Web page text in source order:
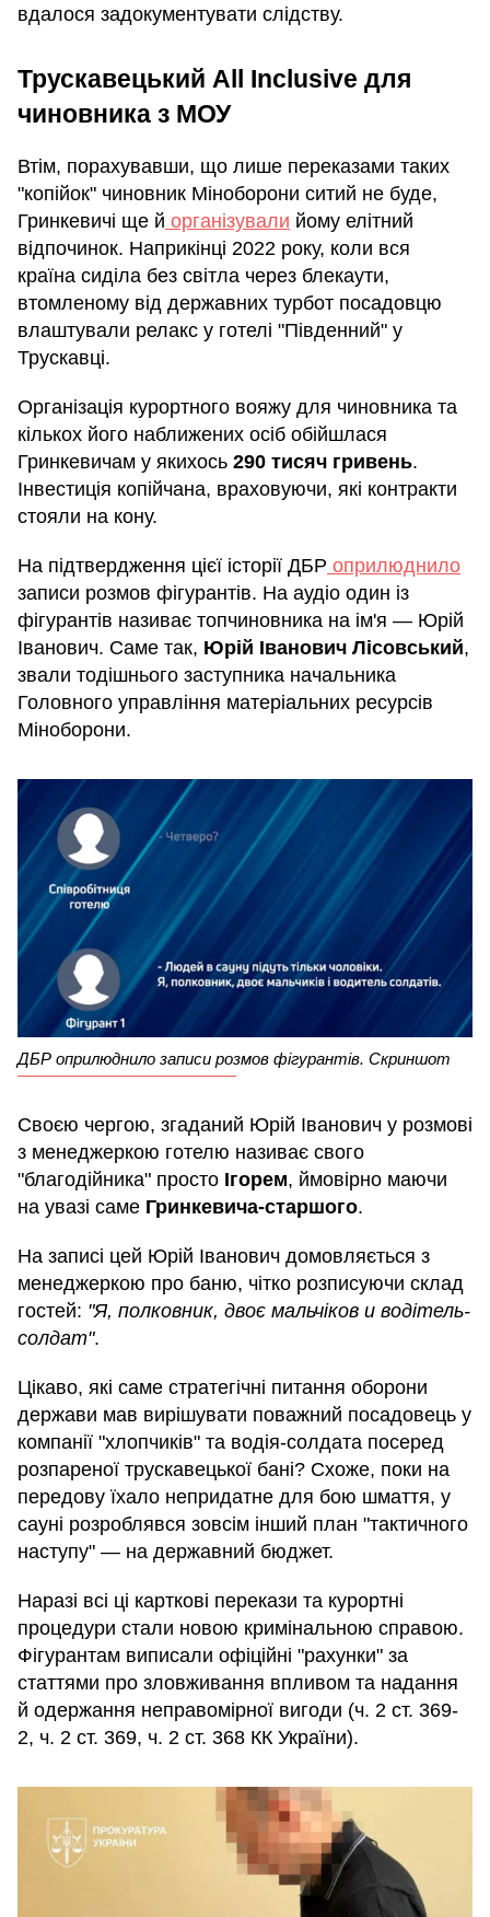
вдалося задокументувати слідству.
Трускавецький All Inclusive для
чиновника з МОУ
Втім, порахувавши, що лише переказами таких
"копійок" чиновник Міноборони ситий не буде,
Гринкевичі ще й організували йому елітний
відпочинок. Наприкінці 2022 року, коли вся
країна сиділа без світла через блекаути,
втомленому від державних турбот посадовцю
влаштували релакс у готелі "Південний" у
Трускавці.
Організація курортного вояжу для чиновника та
кількох його наближених осіб обійшлася
Гринкевичам у якихось 290 тисяч гривень.
Інвестиція копійчана, враховуючи, які контракти
стояли на кону.
На підтвердження цієї історії ДБР оприлюднило
записи розмов фігурантів. На аудіо один із
фігурантів називає топчиновника на ім'я — Юрій
Іванович. Саме так, Юрій Іванович Лісовський,
звали тодішнього заступника начальника
Головного управління матеріальних ресурсів
Міноборони.
ДБР оприлюднило записи розмов фігурантів. Скриншот
Своєю чергою, згаданий Юрій Іванович у розмові
з менеджеркою готелю називає свого
"благодійника" просто Ігорем, ймовірно маючи
на увазі саме Гринкевича-старшого.
На записі цей Юрій Іванович домовляється з
менеджеркою про баню, чітко розписуючи склад
гостей: "Я, полковник, двоє мальчіков и водітель-
солдат".
Цікаво, які саме стратегічні питання оборони
держави мав вирішувати поважний посадовець у
компанії "хлопчиків" та водія-солдата посеред
розпареної трускавецької бані? Схоже, поки на
передову їхало непридатне для бою шмаття, у
сауні розроблявся зовсім інший план "тактичного
наступу" — на державний бюджет.
Наразі всі ці карткові перекази та курортні
процедури стали новою кримінальною справою.
Фігурантам виписали офіційні "рахунки" за
статтями про зловживання впливом та надання
й одержання неправомірної вигоди (ч. 2 ст. 369-
2, ч. 2 ст. 369, ч. 2 ст. 368 КК України).